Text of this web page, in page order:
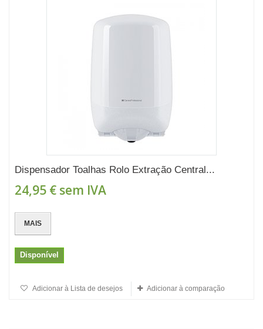
Dispensador Toalhas Rolo Extração Central...
24,95 € sem IVA
MAIS
Disponível
Adicionar à Lista de desejos Adicionar à comparação